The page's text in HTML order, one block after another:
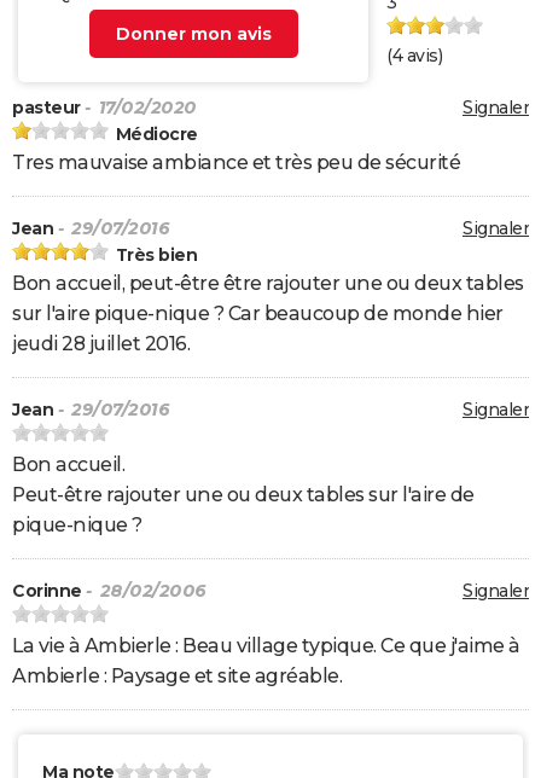
Donner mon avis
(4avis)
Signaler
pasteur- 17/02/2020
Médiocre
Tres mauvaise ambiance et très peu de sécurité
Signaler
Jean - 29/07/2016
Très bien
Bon accueil, peut-être être rajouter une ou deux tables
sur l'aire pique-nique ? Car beaucoup de monde hier
jeudi 28 juillet 2016.
Signaler
Jean - 29/07/2016
Bon accueil.
Peut-être rajouter une ou deux tables sur l'aire de
pique-nique ?
Signaler
Corinne - 28/02/2006
La vie à Ambierle : Beau village typique. Ce que j'aime à
Ambierle : Paysage et site agréable.
Ma note